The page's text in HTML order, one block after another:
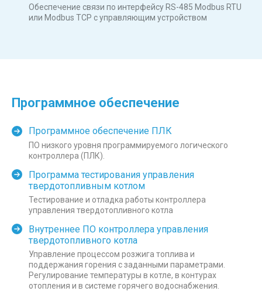
Обеспечение связи по интерфейсу RS-485 Modbus RTU
или Modbus TCP с управляющим устройством
Программное обеспечение
Программное обеспечение ПЛК
ПО низкого уровня программируемого логического
контроллера (ПЛК).
Программа тестирования управления
твердотопливным котлом
Тестирование и отладка работы контроллера
управления твердотопливного котла
Внутреннее ПО контроллера управления
твердотопливного котла
Управление процессом розжига топлива и
поддержания горения с заданными параметрами.
Регулирование температуры в котле, в контурах
отопления и в системе горячего водоснабжения.